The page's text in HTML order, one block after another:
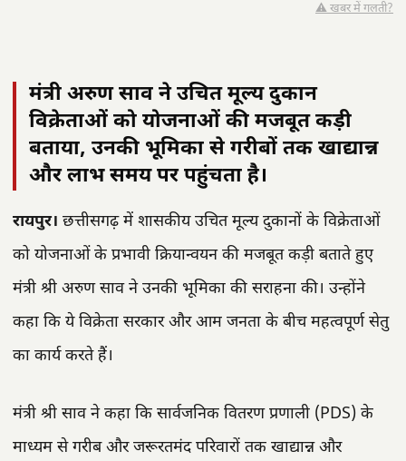
⚠️ खबर में गलती?
मंत्री अरुण साव ने उचित मूल्य दुकान
विक्रेताओं को योजनाओं की मजबूत कड़ी
बताया, उनकी भूमिका से गरीबों तक खाद्यान्न
और लाभ समय पर पहुंचता है।
रायपुर। छत्तीसगढ़ में शासकीय उचित मूल्य दुकानों के विक्रेताओं
को योजनाओं के प्रभावी क्रियान्वयन की मजबूत कड़ी बताते हुए
मंत्री श्री अरुण साव ने उनकी भूमिका की सराहना की। उन्होंने
कहा कि ये विक्रेता सरकार और आम जनता के बीच महत्वपूर्ण सेतु
का कार्य करते हैं।
मंत्री श्री साव ने कहा कि सार्वजनिक वितरण प्रणाली (PDS) के
माध्यम से गरीब और जरूरतमंद परिवारों तक खाद्यान्न और